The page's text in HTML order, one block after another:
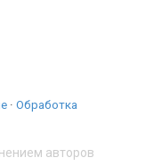
· Обработка
авторов